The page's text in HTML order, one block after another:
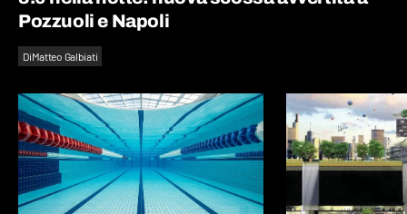
Pozzuoli e Napoli
DiMatteo Galbiati